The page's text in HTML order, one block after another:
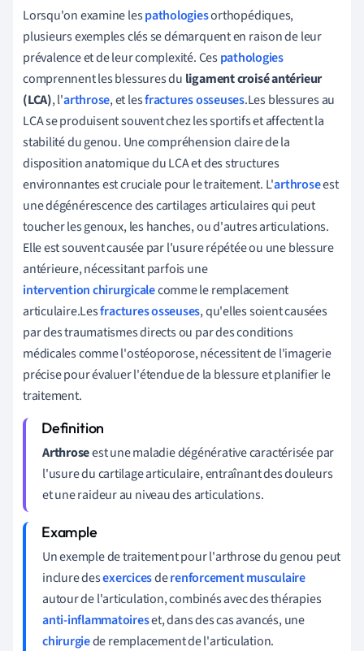
Lorsqu'on examine lespathologiesorthopédiques,
plusieurs exemples clés se démarquent en raison de leur
prévalence et de leur complexité. Cespathologies
comprennent les blessures du ligament croisé antérieur
(LCA), l'arthrose, et lesfractures osseuses.Les blessures au
LCA se produisent souvent chez les sportifs et affectent la
stabilité du genou. Une compréhension claire de la
disposition anatomique du LCA et des structures
environnantes est cruciale pour le traitement. L'arthroseest
une dégénérescence des cartilages articulaires qui peut
toucher les genoux, les hanches, ou d'autres articulations.
Elle est souvent causée par l'usure répétée ou une blessure
antérieure, nécessitant parfois une
intervention chirurgicalecomme le remplacement
articulaire.Lesfractures osseuses, qu'elles soient causées
par des traumatismes directs ou par des conditions
médicales comme l'ostéoporose, nécessitent de l'imagerie
précise pour évaluer l'étendue de la blessure et planifier le
traitement.
Arthroseest une maladie dégénérative caractérisée par
l'usure du cartilage articulaire, entraînant des douleurs
et une raideur au niveau des articulations.
Un exemple de traitement pour l'arthrose du genou peut
inclure desexercicesderenforcement musculaire
autour de l'articulation, combinés avec des thérapies
anti-inflammatoireset, dans des cas avancés, une
chirurgiede remplacement de l'articulation.